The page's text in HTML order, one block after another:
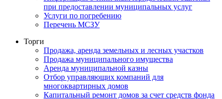
при предоставлении муниципальных услуг
Услуги по погребению
Перечень МСЗУ
Торги
Продажа, аренда земельных и лесных участков
Продажа муниципального имущества
Аренда муниципальной казны
Отбор управляющих компаний для
многоквартирных домов
Капитальный ремонт домов за счет средств фонда